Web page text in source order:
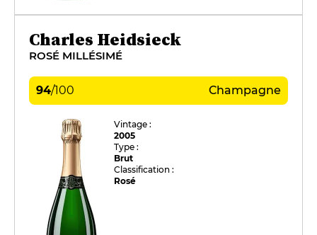
Charles Heidsieck
ROSÉ MILLÉSIMÉ
94/100 Champagne
Vintage :
2005
Type :
Brut
Classification :
Rosé